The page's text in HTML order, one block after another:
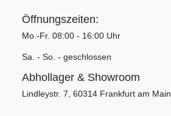
Öffnungszeiten:
Mo.-Fr. 08:00 - 16:00 Uhr
Sa. - So. - geschlossen
Abhollager & Showroom
Lindleystr. 7, 60314 Frankfurt am Main